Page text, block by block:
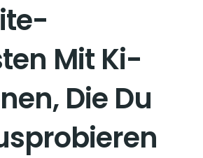
Mit Ki-
Die Du